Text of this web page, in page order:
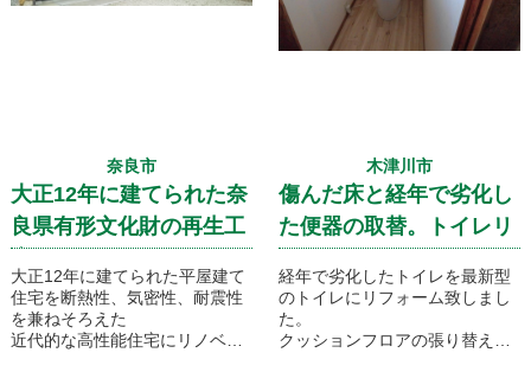
カスした
内容となっております。
奈良市
大正12年に建てられた奈
良県有形文化財の再生工
大正12年に建てられた平屋建て
住宅を断熱性、気密性、耐震性
を兼ねそろえた
近代的な高性能住宅にリノベー
木津川市
傷んだ床と経年で劣化し
た便器の取替。トイレリ
経年で劣化したトイレを最新型
のトイレにリフォーム致しまし
た。
クッションフロアの張り替えの